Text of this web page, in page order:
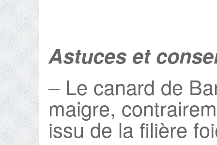
Astuces et
– Le canard de
maigre,
issu de la filière